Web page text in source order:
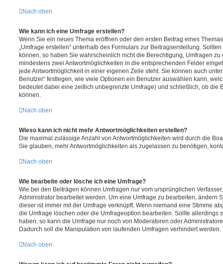
Nach oben
Wie kann ich eine Umfrage erstellen?
Wenn Sie ein neues Thema eröffnen oder den ersten Beitrag eines
„Umfrage erstellen“ unterhalb des Formulars zur Beitragserstellung.
können, so haben Sie wahrscheinlich nicht die Berechtigung, Umfragen
mindestens zwei Antwortmöglichkeiten in die entsprechenden Felder
jede Antwortmöglichkeit in einer eigenen Zeile steht. Sie können auch
Benutzer“ festlegen, wie viele Optionen ein Benutzer auswählen kann,
bedeutet dabei eine zeitlich unbegrenzte Umfrage) und schließlich, ob die
können.
Nach oben
Wieso kann ich nicht mehr Antwortmöglichkeiten erstellen?
Die maximal zulässige Anzahl von Antwortmöglichkeiten wird durch die
Sie glauben, mehr Antwortmöglichkeiten als zugelassen zu benötigen,
Nach oben
Wie bearbeite oder lösche ich eine Umfrage?
Wie bei den Beiträgen können Umfragen nur vom ursprünglichen
Administrator bearbeitet werden. Um eine Umfrage zu bearbeiten, ändern
dieser ist immer mit der Umfrage verknüpft. Wenn niemand eine Stimme
die Umfrage löschen oder die Umfrageoption bearbeiten. Sollte allerdings
haben, so kann die Umfrage nur noch von Moderatoren oder
Dadurch soll die Manipulation von laufenden Umfragen verhindert werden.
Nach oben